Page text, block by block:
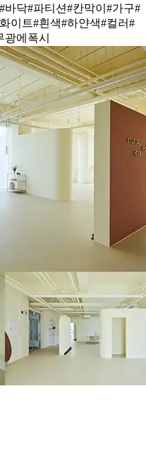
#바닥#파티션#칸막이 #가구#
이트#흰색#하얀색#컬러#
광에폭시